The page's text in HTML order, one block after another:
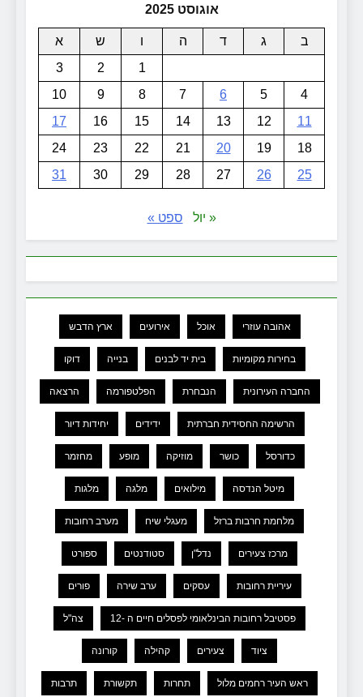
אוגוסט 2025
ב ג ד ה ו ש
א
1
2
3
4
5
6
7
8
9
10
11
12
13
14
15
16
17
18
19
20
21
22
23
24
25
26
27
28
29
30
31
« יול ספט »
אהובה עוזרי אוכל אירועים ארץ הדבש
בחירות מקומיות בית יד לבנים בנייה דוקו
החברה העירונית הנבחרת הפלטפורמה הרצאה
הרשימה החסידית חברתית ידידים יחידות דיור
כדורסל כושר מוזיקה מופע מחזמר
מיטל הנדסה מילואים מלגה מלגות
מלחמת חרבות ברזל מעגלי שיח מערב רחובות
מרכז צעירים נדל"ן סטודנטים ספורט
עיריית רחובות עסקים ערב שירה פורים
פסטיבל רחובות הבינלאומי לפסלים חיים ה -12 צה"ל
ציוד צעירים קהילה קורונה
ראש העיר רחמים מלול תחרות תקשורת תרבות